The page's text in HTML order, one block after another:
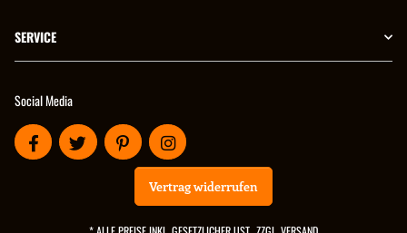
SERVICE
Social Media
Vertrag widerrufen